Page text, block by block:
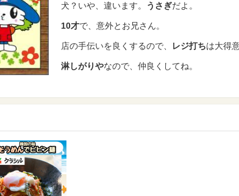
犬？いや、違います。 うさぎだよ。
10才で、意外とお兄さん。
店の手伝いを良くするので、 レジ打ちは大得
淋しがりやなので、仲良くしてね。